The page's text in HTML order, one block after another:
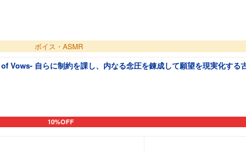
ボイス・ASMR
Vows- 自らに制約を課し、内なる念圧を錬成して願望を現実化する
10%OFF
カートに追加